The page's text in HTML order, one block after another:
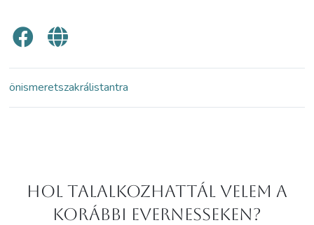
önismeretszakrálistantra
Hol Talalkozhattál velem a
korábbi Evernesseken?